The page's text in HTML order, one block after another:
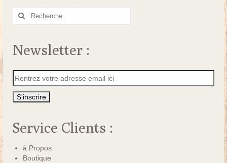
Rechercher
Newsletter :
Service Clients :
à Propos
Boutique